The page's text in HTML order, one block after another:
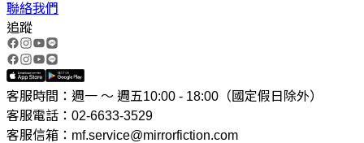
聯絡我們
追蹤
客服時間：週一 ～ 週五10:00 - 18:00（國定假日除外）
客服電話：02-6633-3529
客服信箱：mf.service@mirrorfiction.com